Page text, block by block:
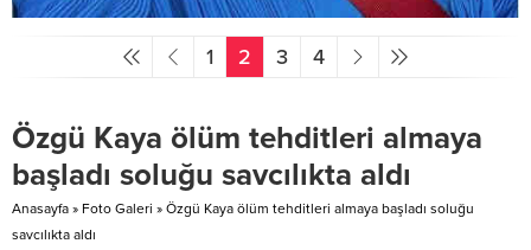
1 2 3 4
Özgü Kaya ölüm tehditleri almaya
başladı soluğu savcılıkta aldı
Anasayfa » Foto Galeri » Özgü Kaya ölüm tehditleri almaya başladı soluğu
savcılıkta aldı